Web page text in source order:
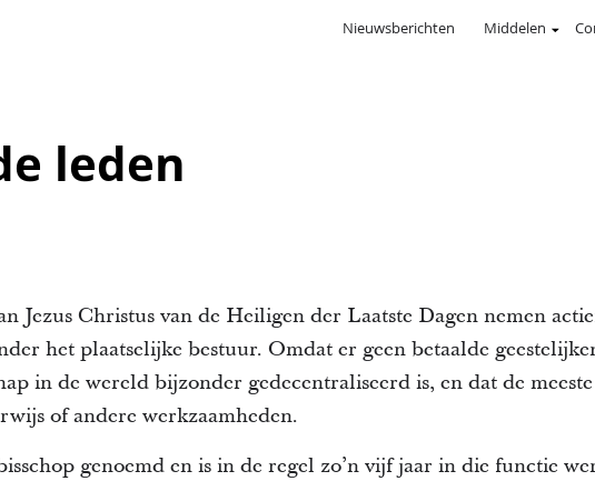
Nieuwsberichten Middelen
leden
Jezus Christus van de Heiligen der Laatste Dagen nemen
het plaatselijke bestuur. Omdat er geen betaalde
in de wereld bijzonder gedecentraliseerd is, en dat de
of andere werkzaamheden.
genoemd en is in de regel zo’n vijf jaar in die functie